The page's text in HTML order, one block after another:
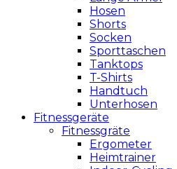
Hosen
Shorts
Socken
Sporttaschen
Tanktops
T-Shirts
Handtuch
Unterhosen
Fitnessgeräte
Fitnessgräte
Ergometer
Heimtrainer